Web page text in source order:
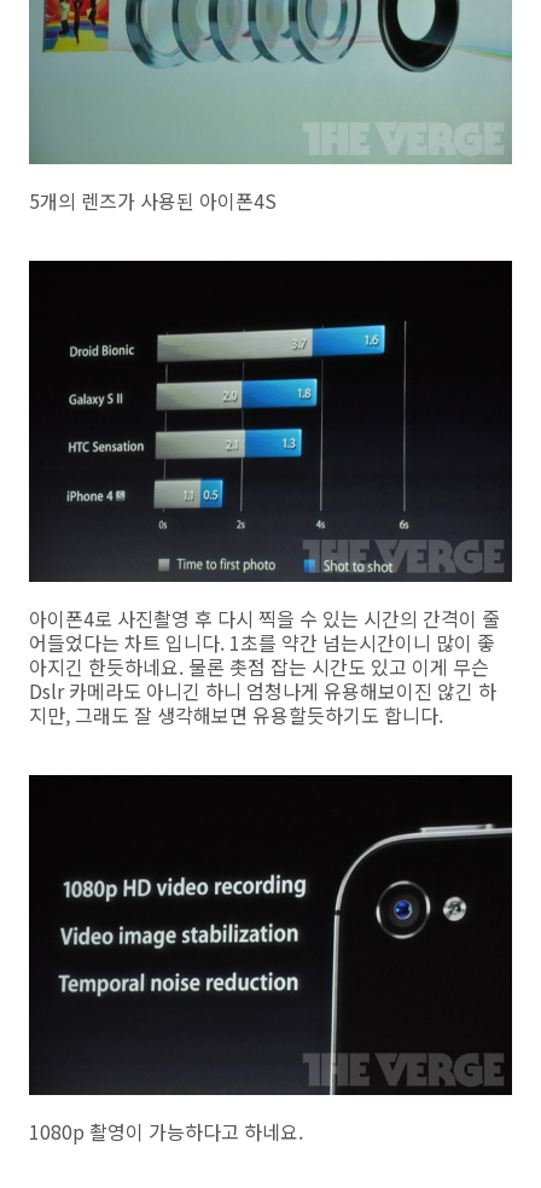
5개의 렌즈가 사용된 아이폰4S
아이폰4로 사진촬영 후 다시 찍을 수 있는 시간의 간격이 줄
어들었다는 차트 입니다. 1초를 약간 넘는시간이니 많이 좋
아지긴 한듯하네요. 물론 촛점 잡는 시간도 있고 이게 무슨
Dslr 카메라도 아니긴 하니 엄청나게 유용해보이진 않긴 하
지만, 그래도 잘 생각해보면 유용할듯하기도 합니다.
1080p 촬영이 가능하다고 하네요.